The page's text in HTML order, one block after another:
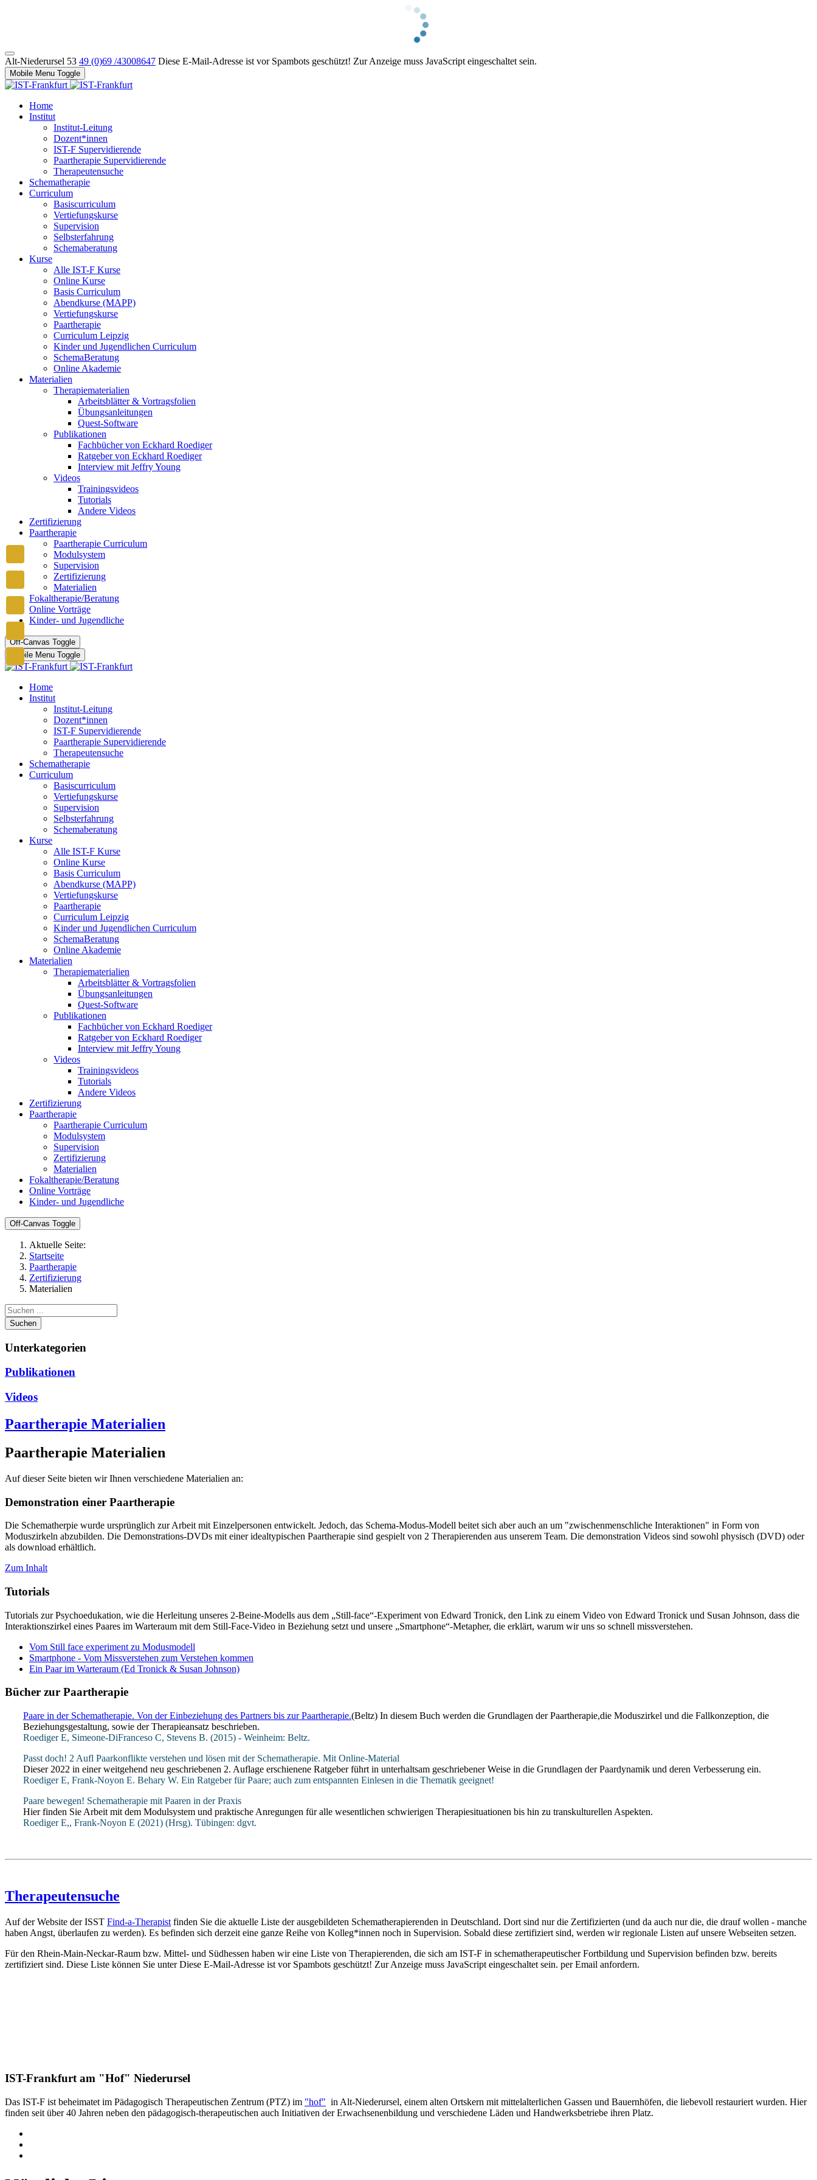
Alt-Niederursel 53 49 (0)69 /43008647 Diese E-Mail-Adresse ist vor Spambots geschützt! Zur Anzeige muss JavaScript eingeschaltet sein.
Mobile Menu Toggle
Home
Institut
Institut-Leitung
Dozent*innen
IST-F Supervidierende
Paartherapie Supervidierende
Therapeutensuche
Schematherapie
Curriculum
Basiscurriculum
Vertiefungskurse
Supervision
Selbsterfahrung
Schemaberatung
Kurse
Alle IST-F Kurse
Online Kurse
Basis Curriculum
Abendkurse (MAPP)
Vertiefungskurse
Paartherapie
Curriculum Leipzig
Kinder und Jugendlichen Curriculum
SchemaBeratung
Online Akademie
Materialien
Therapiematerialien
Arbeitsblätter & Vortragsfolien
Übungsanleitungen
Quest-Software
Publikationen
Fachbücher von Eckhard Roediger
Ratgeber von Eckhard Roediger
Interview mit Jeffry Young
Videos
Trainingsvideos
Tutorials
Andere Videos
Zertifizierung
Paartherapie
Paartherapie Curriculum
Modulsystem
Supervision
Zertifizierung
Materialien
Fokaltherapie/Beratung
Online Vorträge
Kinder- und Jugendliche
Off-Canvas Toggle
Mobile Menu Toggle
Home
Institut
Institut-Leitung
Dozent*innen
IST-F Supervidierende
Paartherapie Supervidierende
Therapeutensuche
Schematherapie
Curriculum
Basiscurriculum
Vertiefungskurse
Supervision
Selbsterfahrung
Schemaberatung
Kurse
Alle IST-F Kurse
Online Kurse
Basis Curriculum
Abendkurse (MAPP)
Vertiefungskurse
Paartherapie
Curriculum Leipzig
Kinder und Jugendlichen Curriculum
SchemaBeratung
Online Akademie
Materialien
Therapiematerialien
Arbeitsblätter & Vortragsfolien
Übungsanleitungen
Quest-Software
Publikationen
Fachbücher von Eckhard Roediger
Ratgeber von Eckhard Roediger
Interview mit Jeffry Young
Videos
Trainingsvideos
Tutorials
Andere Videos
Zertifizierung
Paartherapie
Paartherapie Curriculum
Modulsystem
Supervision
Zertifizierung
Materialien
Fokaltherapie/Beratung
Online Vorträge
Kinder- und Jugendliche
Off-Canvas Toggle
Aktuelle Seite:
Startseite
Paartherapie
Zertifizierung
Materialien
Suchen
Unterkategorien
Publikationen
Videos
Paartherapie Materialien
Paartherapie Materialien
Auf dieser Seite bieten wir Ihnen verschiedene Materialien an:
Demonstration einer Paartherapie
Die Schematherpie wurde ursprünglich zur Arbeit mit Einzelpersonen entwickelt. Jedoch, das Schema-Modus-Modell beitet sich aber auch an um "zwischenmenschliche Interaktionen" in Form von
Moduszirkeln abzubilden. Die Demonstrations-DVDs mit einer idealtypischen Paartherapie sind gespielt von 2 Therapierenden aus unserem Team. Die demonstration Videos sind sowohl physisch (DVD) oder
als download erhältlich.
Zum Inhalt
Tutorials
Tutorials zur Psychoedukation, wie die Herleitung unseres 2-Beine-Modells aus dem „Still-face“-Experiment von Edward Tronick, den Link zu einem Video von Edward Tronick und Susan Johnson, dass die
Interaktionszirkel eines Paares im Warteraum mit dem Still-Face-Video in Beziehung setzt und unsere „Smartphone“-Metapher, die erklärt, warum wir uns so schnell missverstehen.
Vom Still face experiment zu Modusmodell
Smartphone - Vom Missverstehen zum Verstehen kommen
Ein Paar im Warteraum (Ed Tronick & Susan Johnson)
Bücher zur Paartherapie
Paare in der Schematherapie. Von der Einbeziehung des Partners bis zur Paartherapie.(Beltz) In diesem Buch werden die Grundlagen der Paartherapie,die Moduszirkel und die Fallkonzeption, die
Beziehungsgestaltung, sowie der Therapieansatz beschrieben.
Roediger E, Simeone-DiFranceso C, Stevens B. (2015) - Weinheim: Beltz.
Passt doch! 2 Aufl Paarkonflikte verstehen und lösen mit der Schematherapie. Mit Online-Material
Dieser 2022 in einer weitgehend neu geschriebenen 2. Auflage erschienene Ratgeber führt in unterhaltsam geschriebener Weise in die Grundlagen der Paardynamik und deren Verbesserung ein.
Roediger E, Frank-Noyon E. Behary W. Ein Ratgeber für Paare; auch zum entspannten Einlesen in die Thematik geeignet!
Paare bewegen! Schematherapie mit Paaren in der Praxis
Hier finden Sie Arbeit mit dem Modulsystem und praktische Anregungen für alle wesentlichen schwierigen Therapiesituationen bis hin zu transkulturellen Aspekten.
Roediger E,, Frank-Noyon E (2021) (Hrsg). Tübingen: dgvt.
Therapeutensuche
Auf der Website der ISST Find-a-Therapist finden Sie die aktuelle Liste der ausgebildeten Schematherapierenden in Deutschland. Dort sind nur die Zertifizierten (und da auch nur die, die drauf wollen - manche
haben Angst, überlaufen zu werden). Es befinden sich derzeit eine ganze Reihe von Kolleg*innen noch in Supervision. Sobald diese zertifiziert sind, werden wir regionale Listen auf unsere Webseiten setzen.
Für den Rhein-Main-Neckar-Raum bzw. Mittel- und Südhessen haben wir eine Liste von Therapierenden, die sich am IST-F in schematherapeutischer Fortbildung und Supervision befinden bzw. bereits
zertifiziert sind. Diese Liste können Sie unterDiese E-Mail-Adresse ist vor Spambots geschützt! Zur Anzeige muss JavaScript eingeschaltet sein. per Email anfordern.
IST-Frankfurt am "Hof" Niederursel
Das IST-F ist beheimatet im Pädagogisch Therapeutischen Zentrum (PTZ) im "hof" in Alt-Niederursel, einem alten Ortskern mit mittelalterlichen Gassen und Bauernhöfen, die liebevoll restauriert wurden. Hier
finden seit über 40 Jahren neben den pädagogisch-therapeutischen auch Initiativen der Erwachsenenbildung und verschiedene Läden und Handwerksbetriebe ihren Platz.